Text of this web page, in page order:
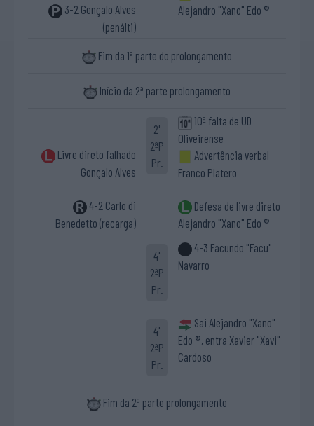
3-2 Gonçalo Alves
(penálti)
Alejandro "Xano" Edo ®
Fim da 1ª parte do prolongamento
Início da 2ª parte prolongamento
Livre direto falhado
Gonçalo Alves
4-2 Carlo di
Benedetto (recarga)
2'
2ªP
Pr.
10ª falta de UD
Oliveirense
Advertência verbal
Franco Platero
Defesa de livre direto
Alejandro "Xano" Edo ®
4'
2ªP
Pr.
4-3 Facundo "Facu"
Navarro
4'
2ªP
Pr.
Sai Alejandro "Xano"
Edo ®, entra Xavier "Xavi"
Cardoso
Fim da 2ª parte prolongamento